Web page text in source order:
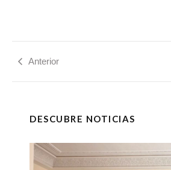
Anterior
DESCUBRE NOTICIAS